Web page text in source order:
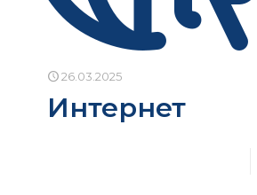
26.03.2025
Интернет